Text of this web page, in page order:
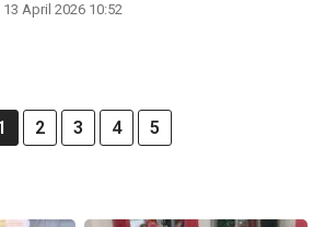
13 April 2026 10:52
2 3 4 5